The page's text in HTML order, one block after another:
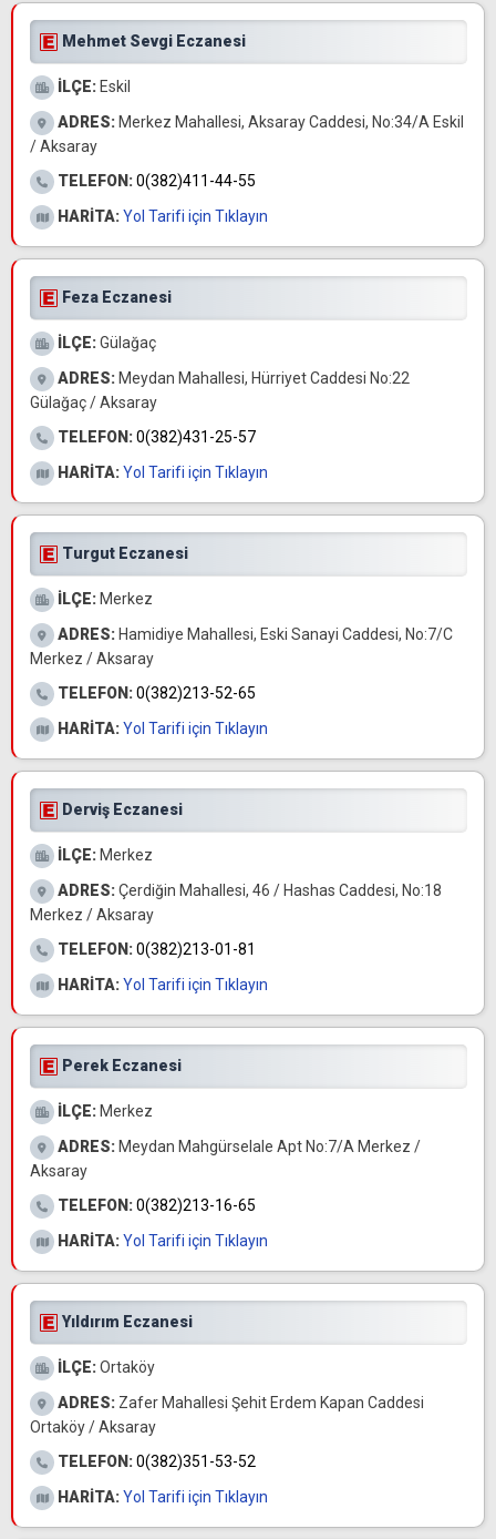
Mehmet Sevgi Eczanesi
İLÇE: Eskil
ADRES: Merkez Mahallesi, Aksaray Caddesi, No:34/A Eskil
/ Aksaray
TELEFON:0(382)411-44-55
HARİTA:Yol Tarifi için Tıklayın
Feza Eczanesi
İLÇE:Gülağaç
ADRES: Meydan Mahallesi, Hürriyet Caddesi No:22
Gülağaç / Aksaray
TELEFON:0(382)431-25-57
HARİTA:Yol Tarifi için Tıklayın
Turgut Eczanesi
İLÇE: Merkez
ADRES: Hamidiye Mahallesi, Eski Sanayi Caddesi, No:7/C
Merkez / Aksaray
TELEFON:0(382)213-52-65
HARİTA:Yol Tarifi için Tıklayın
Derviş Eczanesi
İLÇE: Merkez
ADRES:Çerdiğin Mahallesi, 46 / Hashas Caddesi, No:18
Merkez / Aksaray
TELEFON:0(382)213-01-81
HARİTA:Yol Tarifi için Tıklayın
Perek Eczanesi
İLÇE: Merkez
ADRES: Meydan Mahgürselale Apt No:7/A Merkez /
Aksaray
TELEFON:0(382)213-16-65
HARİTA:Yol Tarifi için Tıklayın
Yıldırım Eczanesi
İLÇE:Ortaköy
ADRES: Zafer Mahallesi Şehit Erdem Kapan Caddesi
Ortaköy / Aksaray
TELEFON:0(382)351-53-52
HARİTA:Yol Tarifi için Tıklayın